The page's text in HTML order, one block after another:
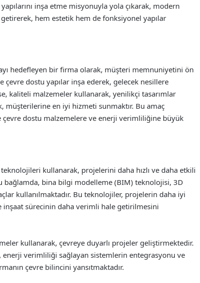
inşa etme misyonuyla yola çıkarak, modern
hem estetik hem de fonksiyonel yapılar
hedefleyen bir firma olarak, müşteri memnuniyetini ön
dostu yapılar inşa ederek, gelecek nesillere
kaliteli malzemeler kullanarak, yenilikçi tasarımlar
müşterilerine en iyi hizmeti sunmaktır. Bu amaç
dostu malzemelere ve enerji verimliliğine büyük
kullanarak, projelerini daha hızlı ve daha etkili
bağlamda, bina bilgi modelleme (BIM) teknolojisi, 3D
kullanılmaktadır. Bu teknolojiler, projelerin daha iyi
inşaat sürecinin daha verimli hale getirilmesini
kullanarak, çevreye duyarlı projeler geliştirmektedir.
verimliliği sağlayan sistemlerin entegrasyonu ve
çevre bilincini yansıtmaktadır.